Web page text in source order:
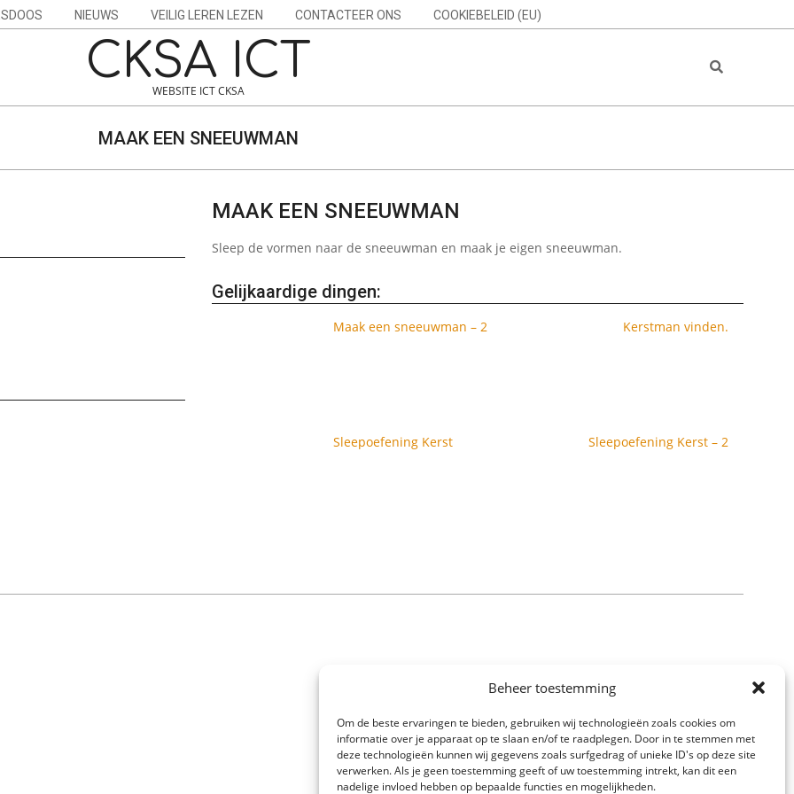
Beheer toestemming
Om de beste ervaringen te bieden, gebruiken wij technologieën zoals cookies om
informatie over je apparaat op te slaan en/of te raadplegen. Door in te stemmen met
deze technologieën kunnen wij gegevens zoals surfgedrag of unieke ID's op deze site
verwerken. Als je geen toestemming geeft of uw toestemming intrekt, kan dit een
nadelige invloed hebben op bepaalde functies en mogelijkheden.
NIEUWS VEILIG LEREN LEZEN CONTACTEER ONS COOKIEBELEID (EU)
CKSA ICT
WEBSITE ICT CKSA
Search
MAAK EEN SNEEUWMAN
MAAK EEN SNEEUWMAN
Sleep de vormen naar de sneeuwman en maak je eigen sneeuwman.
Gelijkaardige dingen:
Maak een sneeuwman – 2 Kerstman vinden.
Sleepoefening Kerst Sleepoefening Kerst – 2